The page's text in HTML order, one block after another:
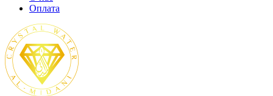
Оплата